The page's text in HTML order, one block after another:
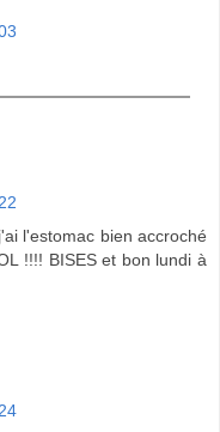
l'estomac bien accroché
!!!! BISES et bon lundi à